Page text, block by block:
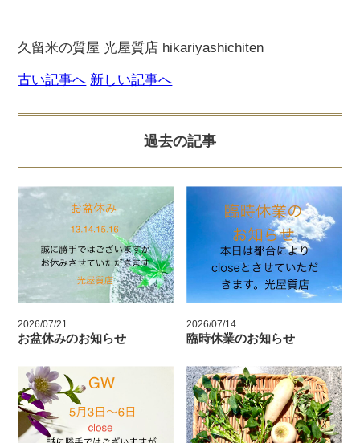
久留米の質屋 光屋質店 hikariyashichiten
古い記事へ 新しい記事へ
過去の記事
2026/07/21
お盆休みのお知らせ
2026/07/14
臨時休業のお知らせ